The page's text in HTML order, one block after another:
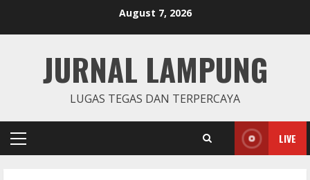
August 7, 2026
JURNAL LAMPUNG
LUGAS TEGAS DAN TERPERCAYA
Primary
LIVE